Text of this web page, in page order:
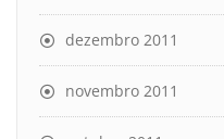
dezembro 2011
novembro 2011